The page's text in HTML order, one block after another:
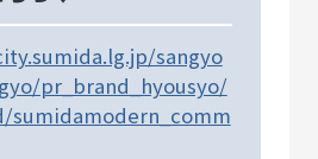
sangyo
pr_brand_hyousyo/
sumidamodern_comm